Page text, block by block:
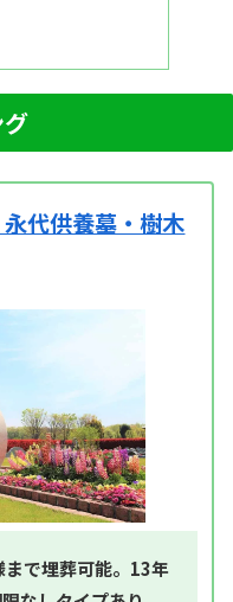
代供養墓・樹木
で埋葬可能。13年